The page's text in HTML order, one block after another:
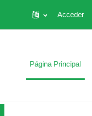
Acceder
Página Principal